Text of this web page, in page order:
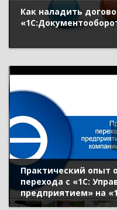
Как наладить
Практический опыт
перехода с «1С:
предприятием» на